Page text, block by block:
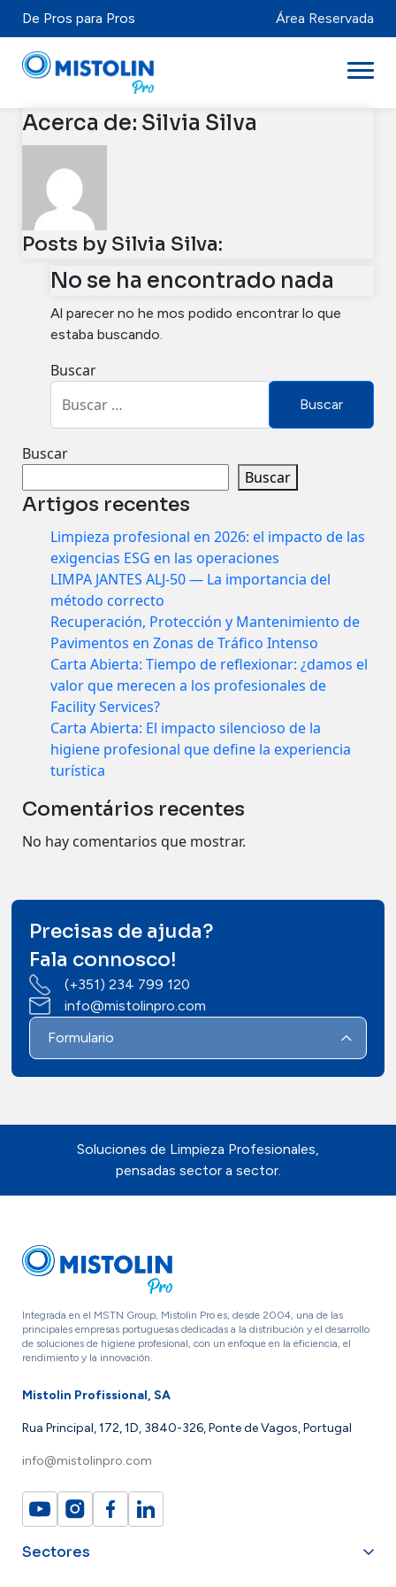
De Pros para Pros Área Reservada
Sectores
Marcas y Productos
Mistolabs
Sobre Nosotros
Recursos
Distribuidores
Acerca de: Silvia Silva
Posts by Silvia Silva:
No se ha encontrado nada
Al parecer no he mos podido encontrar lo que
estaba buscando.
Buscar
Buscar
Buscar
Artigos recentes
Limpieza profesional en 2026: el impacto de las
exigencias ESG en las operaciones
LIMPA JANTES ALJ-50 — La importancia del
método correcto
Recuperación, Protección y Mantenimiento de
Pavimentos en Zonas de Tráfico Intenso
Carta Abierta: Tiempo de reflexionar: ¿damos el
valor que merecen a los profesionales de
Facility Services?
Carta Abierta: El impacto silencioso de la
higiene profesional que define la experiencia
turística
Comentários recentes
No hay comentarios que mostrar.
Precisas de ajuda?
Fala connosco!
(+351) 234 799 120
info@mistolinpro.com
Formulario
Soluciones de Limpieza Profesionales,
pensadas sector a sector.
Integrada en el MSTN Group, Mistolin Pro es, desde 2004, una de las
principales empresas portuguesas dedicadas a la distribución y el desarrollo
de soluciones de higiene profesional, con un enfoque en la eficiencia, el
rendimiento y la innovación.
Mistolin Profissional, SA
Rua Principal, 172, 1D, 3840-326, Ponte de Vagos, Portugal
info@mistolinpro.com
Sectores